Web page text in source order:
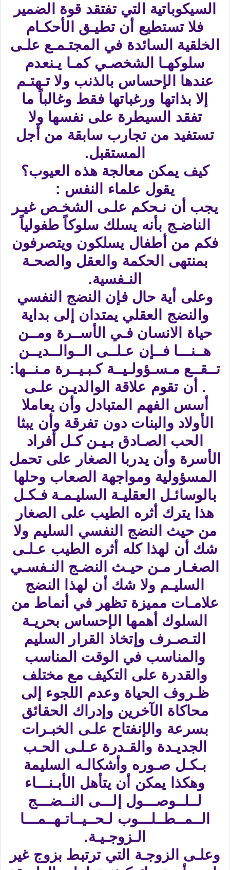
السيكوباتية التي تفتقد قوة الضمير
فلا تستطيع أن تطيـق الأحكـام
الخلقية السائدة في المجتـمـع علـى
سلوكهـا الشخصـي كمـا يـنعدم
عندها الإحساس بالذنب ولا تـهتـم
إلا بذاتها ورغباتها فقط وغالباً ما
تفقد السيطرة على نفسها ولا
تستفيد من تجارب سابقة من أجل
المستقبل.
كيف يمكن معالجة هذه العيوب؟
يقول علماء النفس :
يجب أن نـحكم علـى الشخـص غيـر
الناضـج بأنه يسلك سلوكاً طفولياً
فكم من أطفال يسلكون ويتصرفون
بمنتهى الحكمة والعقل والصحـة
النـفسية.
وعلى أية حال فإن النضج النفسي
والنضج العقلي يمتدان إلى بداية
حياة الانسان فـي الأســرة ومــن
هــنـــا فــإن عـلــى الــوالــديــن
تــقــع مـسـؤولـيــة كـبـيــرة مـنــها:
. أن تقوم علاقة الوالديـن علـى
أسس الفهم المتبادل وأن يعاملا
الأولاد والبنات دون تفرقة وأن يبثا
الحب الصـادق بـيـن كـل أفراد
الأسرة وأن يدربا الصغار على تحمل
المسؤولية ومواجهة الصعاب وحلها
بالوسائـل العقليـة السليـمـة فـكـل
هذا يترك أثره الطيب على الصغار
من حيث النضج النفسي السليم ولا
شك أن لهذا كله أثره الطيب عـلـى
الصغـار مـن حيـث النضـج النـفسـي
السليـم ولا شك أن لهذا النضج
علامـات مميزة تظهر في أنماط من
السلوك أهمها الإحساس بحريـة
التـصـرف وإتخاذ القرار السليم
والمناسب في الوقت المناسب
والقدرة على التكيف مع مختلف
ظـروف الحياة وعدم اللجوء إلى
محاكاة الآخرين وإدراك الحقائق
بسرعة والإنفتاح علـى الخبـرات
الجديـدة والقـدرة عـلـى الحـب
بـكـل صـوره وأشكالـه السليمة
وهكذا يمكن أن يتأهل الأبـنـــاء
لــلــوصـــول إلـــى النــضـــج
الــمــطــلـــوب لـحــيــاتـهــمـــا
الـزوجـيـة.
وعلـى الزوجـة التي ترتبط بزوج غير